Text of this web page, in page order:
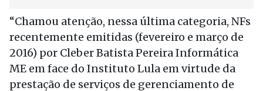
“Chamou atenção, nessa última categoria, NFs
recentemente emitidas (fevereiro e março de
2016) por Cleber Batista Pereira Informática
ME em face do Instituto Lula em virtude da
prestação de serviços de gerenciamento de